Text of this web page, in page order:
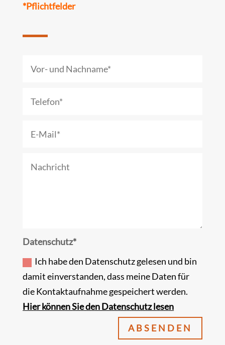
*Pflichtfelder
Datenschutz*
Ich habe den Datenschutz gelesen und bin
damit einverstanden, dass meine Daten für
die Kontaktaufnahme gespeichert werden.
Hier können Sie den Datenschutz lesen
ABSENDEN